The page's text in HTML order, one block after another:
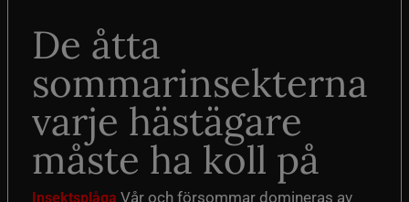
De åtta
sommarinsekterna
varje hästägare
måste ha koll på
Insektsplåga Vår och försommar domineras av